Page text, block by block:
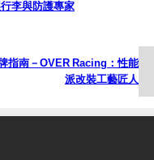
李與防護專家
指南－OVER Racing：性能
派改裝工藝匠人